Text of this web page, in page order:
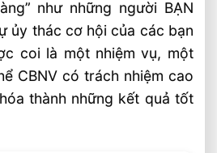
như những người BẠN
ủy thác cơ hội của các bạn
coi là một nhiệm vụ, một
CBNV có trách nhiệm cao
thành những kết quả tốt